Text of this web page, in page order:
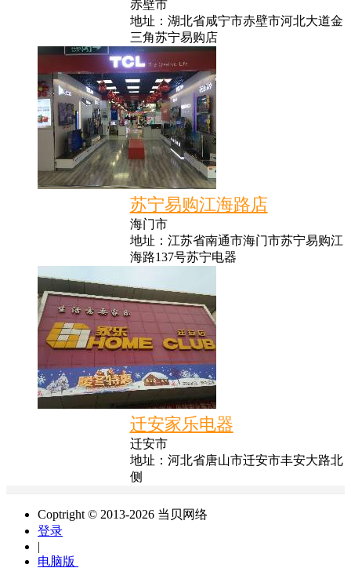
赤壁市
地址：湖北省咸宁市赤壁市河北大道金
三角苏宁易购店
苏宁易购江海路店
海门市
地址：江苏省南通市海门市苏宁易购江
海路137号苏宁电器
迁安家乐电器
迁安市
地址：河北省唐山市迁安市丰安大路北
侧
Coptright © 2013-2026 当贝网络
登录
|
电脑版